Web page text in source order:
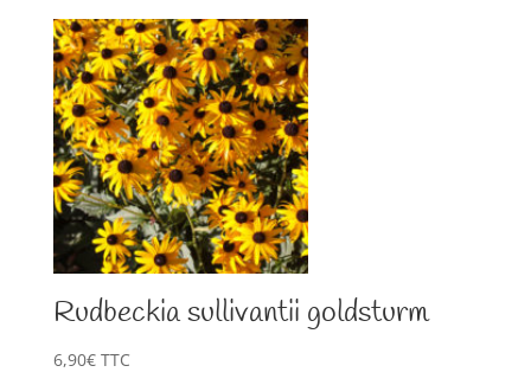
Rudbeckia sullivantii goldsturm
6,90€ TTC